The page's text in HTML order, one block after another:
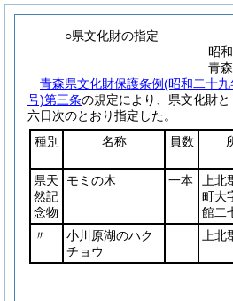
○県文化財の指定
昭
青
青森県文化財保護条例(昭和二十
号)第三条の規定により、県文化財
六日次のとおり指定した。
種別
名称 員数
県天
然記
念物
モミの木 一本
上北
町大
館二
〃
小川原湖のハク
チョウ
上北